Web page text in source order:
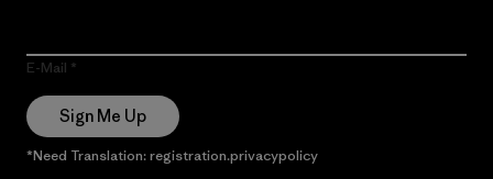
E-Mail
Sign Me Up
*Need Translation: registration.privacypolicy